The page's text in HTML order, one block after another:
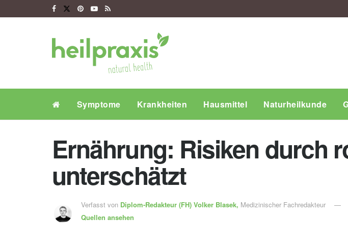
Symptome Krankheiten Hausmittel Naturheilkunde
Ernährung: Risiken durch
unterschätzt
Verfasst von Diplom-Redakteur (FH) Volker Blasek, Medizinischer Fachredakteur
Quellen ansehen